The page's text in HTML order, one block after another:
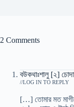
2 Comments
বউকথাঃশালু [২]
/ LOG IN TO REPLY
[…] তোমার মত